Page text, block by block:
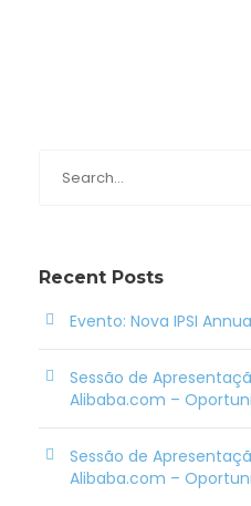
Recent Posts
Evento: Nova IPSI
Sessão de
Alibaba.com –
Sessão de
Alibaba.com –